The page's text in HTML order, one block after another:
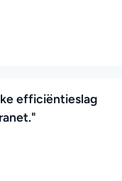
efficiëntieslag